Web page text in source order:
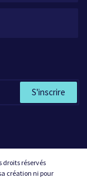
S'inscrire
droits réservés
création ni pour